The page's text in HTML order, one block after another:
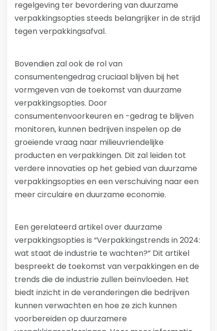
regelgeving ter bevordering van duurzame
verpakkingsopties steeds belangrijker in de strijd
tegen verpakkingsafval.
Bovendien zal ook de rol van
consumentengedrag cruciaal blijven bij het
vormgeven van de toekomst van duurzame
verpakkingsopties. Door
consumentenvoorkeuren en -gedrag te blijven
monitoren, kunnen bedrijven inspelen op de
groeiende vraag naar milieuvriendelijke
producten en verpakkingen. Dit zal leiden tot
verdere innovaties op het gebied van duurzame
verpakkingsopties en een verschuiving naar een
meer circulaire en duurzame economie.
Een gerelateerd artikel over duurzame
verpakkingsopties is “Verpakkingstrends in 2024:
wat staat de industrie te wachten?” Dit artikel
bespreekt de toekomst van verpakkingen en de
trends die de industrie zullen beïnvloeden. Het
biedt inzicht in de veranderingen die bedrijven
kunnen verwachten en hoe ze zich kunnen
voorbereiden op duurzamere